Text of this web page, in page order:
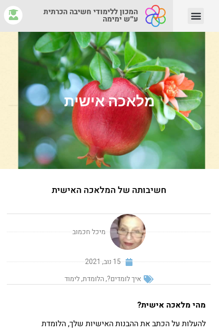
המכון ללימודי חשיבה הכרתית
ע״ש ימימה
מלאכה אישית
חשיבותה של המלאכה האישית
מיכל חכמוב
15 נוב, 2021
איך לומדים?,הלומדת,לימוד
מהי מלאכה אישית?
להעלות על הכתב את ההבנות האישיות שלך, הלומדת